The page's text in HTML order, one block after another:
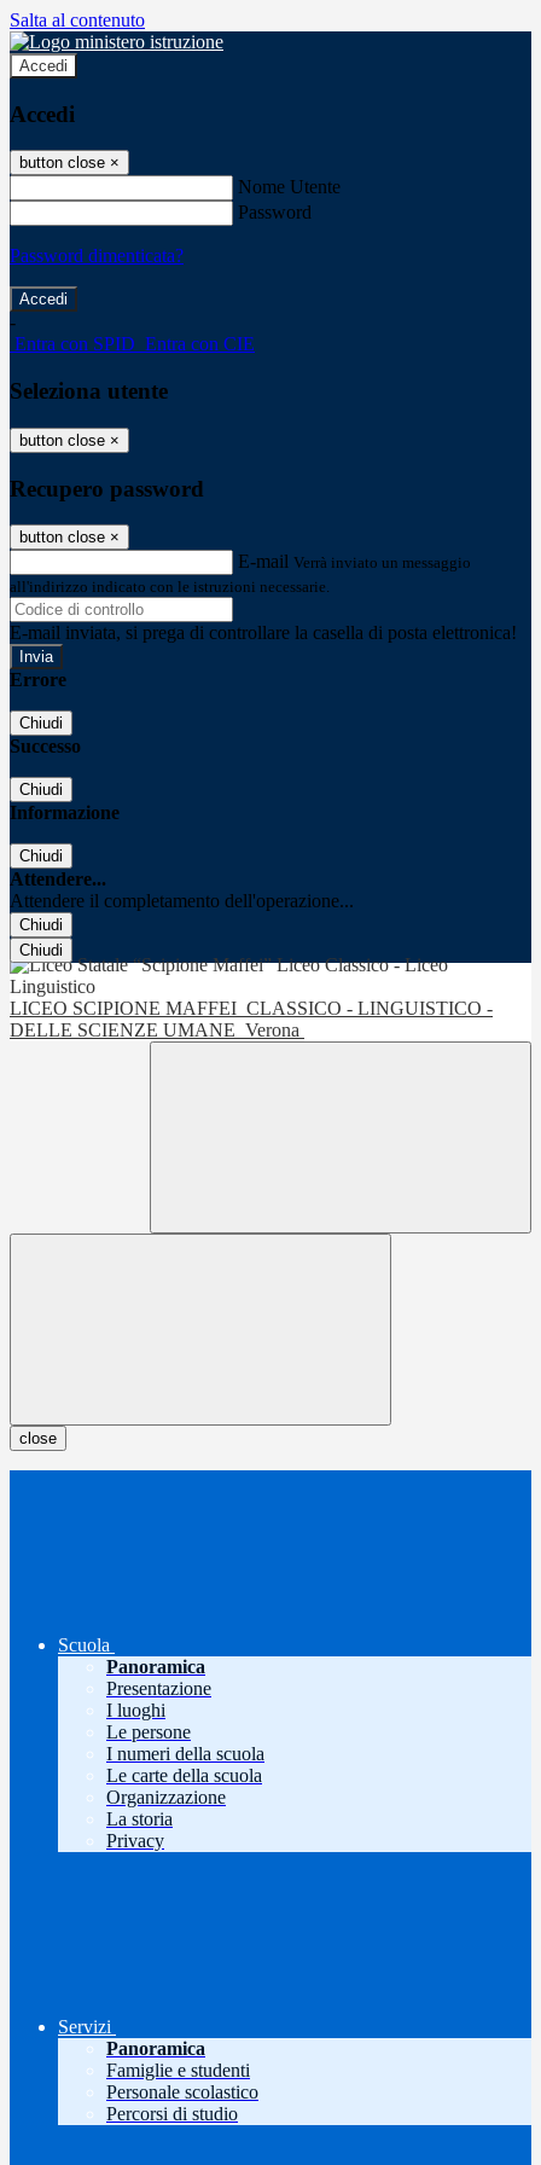
Salta al contenuto
Accedi
Accedi
button close ×
Nome Utente
Password
Password dimenticata?
-
Entra con SPID Entra con CIE
Seleziona utente
button close ×
Recupero password
button close ×
E-mail Verrà inviato un messaggio
all'indirizzo indicato con le istruzioni necessarie.
E-mail inviata, si prega di controllare la casella di posta elettronica!
Errore
Chiudi
Successo
Chiudi
Informazione
Chiudi
Attendere...
Attendere il completamento dell'operazione...
Chiudi
Chiudi
LICEO SCIPIONE MAFFEI CLASSICO - LINGUISTICO -
DELLE SCIENZE UMANE Verona
close
Scuola
Panoramica
Presentazione
I luoghi
Le persone
I numeri della scuola
Le carte della scuola
Organizzazione
La storia
Privacy
Servizi
Panoramica
Famiglie e studenti
Personale scolastico
Percorsi di studio